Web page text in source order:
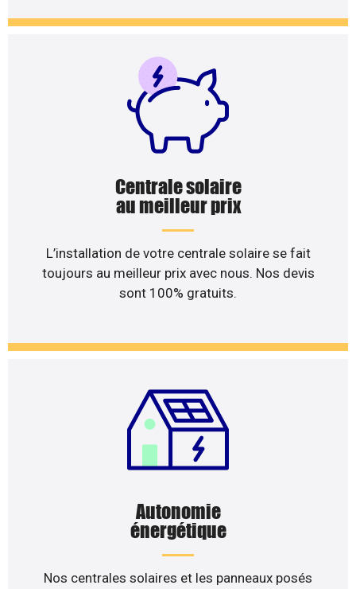
Centrale solaire
au meilleur prix
L’installation de votre centrale solaire se fait
toujours au meilleur prix avec nous. Nos devis
sont 100% gratuits.
Autonomie
énergétique
Nos centrales solaires et les panneaux posés